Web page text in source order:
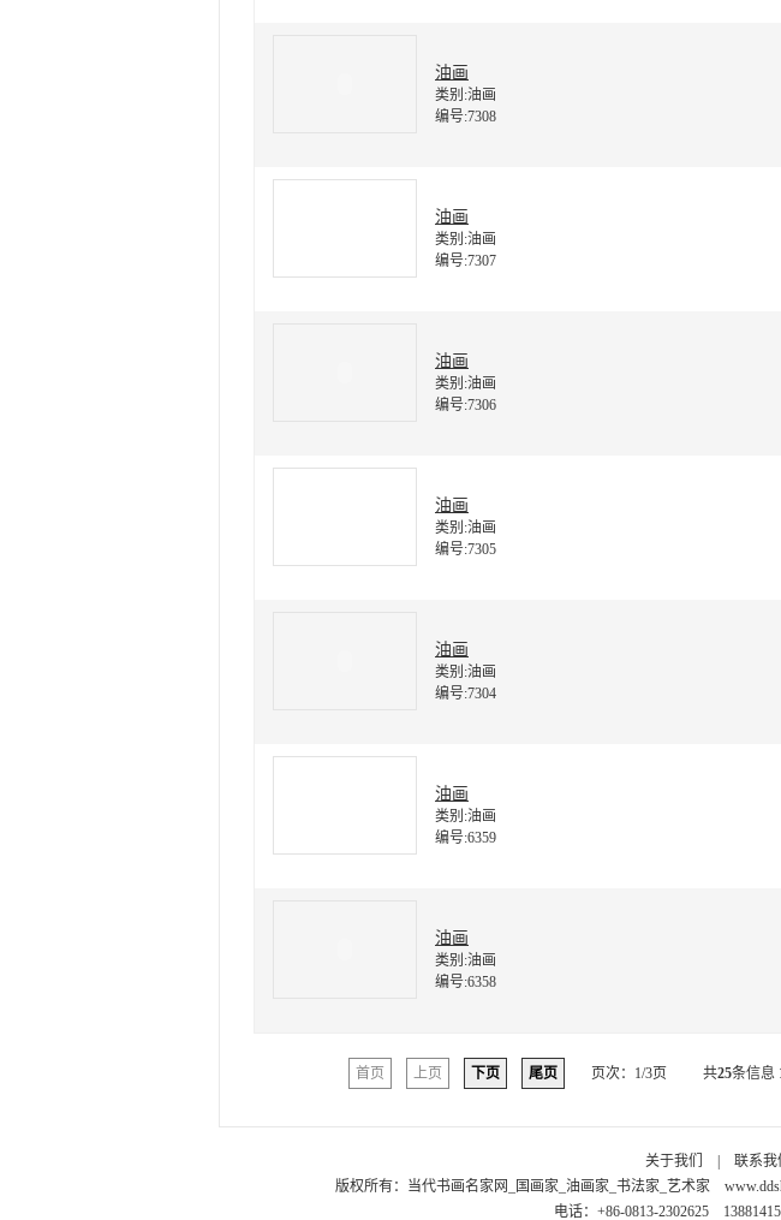
油画
类别:油画
编号:7308
油画
类别:油画
编号:7307
油画
类别:油画
编号:7306
油画
类别:油画
编号:7305
油画
类别:油画
编号:7304
油画
类别:油画
编号:6359
油画
类别:油画
编号:6358
首页 上页 下页 尾页 页次：1/3页 共25条信息
关于我们 联系我
版权所有： 当代书画名家网_国画家_油画家_书法家_艺术家
电话：+86-0813-2302625